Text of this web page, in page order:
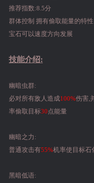
推荐指数:8.5分
群体控制 拥有偷取能量的特
宝石可以速度方向发展
技能介绍:
幽暗虫群:
必对所有敌人造成100%伤害,
率偷取目标30点能量
幽暗之力:
普通攻击有55%机率使目标石
黑暗低语: